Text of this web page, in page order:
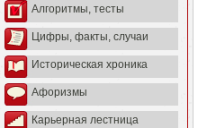
Алгоритмы, тесты
Цифры, факты, случаи
Историческая хроника
Афоризмы
Карьерная лестница